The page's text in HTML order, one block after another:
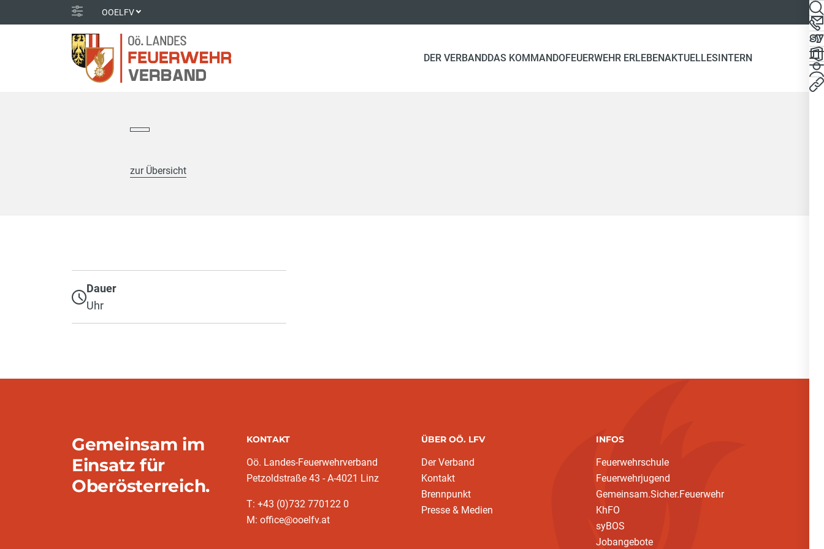
OOELFV
DER VERBANDDAS KOMMANDOFEUERWEHR ERLEBENAKTUELLESINTERN
zur Übersicht
Dauer
Uhr
Gemeinsam im
Einsatz für
Oberösterreich.
KONTAKT
Oö. Landes-Feuerwehrverband
Petzoldstraße 43 - A-4021 Linz
T: +43 (0)732 770122 0
M: office@ooelfv.at
ÜBER OÖ. LFV
Der Verband
Kontakt
Brennpunkt
Presse & Medien
INFOS
Feuerwehrschule
Feuerwehrjugend
Gemeinsam.Sicher.Feuerwehr
KhFO
syBOS
Jobangebote